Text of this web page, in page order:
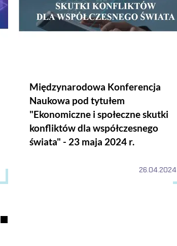
Międzynarodowa Konferencja
Naukowa pod tytułem
"Ekonomiczne i społeczne skutki
konfliktów dla współczesnego
świata" - 23 maja 2024 r.
26.04.2024
strona